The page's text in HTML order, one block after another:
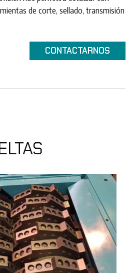
de corte, sellado, transmisión
CONTACTARNOS